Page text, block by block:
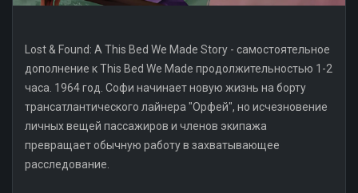
Lost & Found: A This Bed We Made Story - самостоятельное
дополнение к This Bed We Made продолжительностью 1-2
часа. 1964 год. Софи начинает новую жизнь на борту
трансатлантического лайнера "Орфей", но исчезновение
личных вещей пассажиров и членов экипажа
превращает обычную работу в захватывающее
расследование.